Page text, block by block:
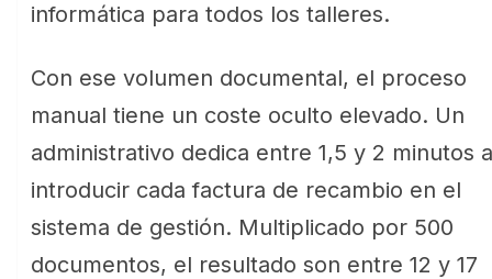
informática para todos los talleres.
Con ese volumen documental, el proceso
manual tiene un coste oculto elevado. Un
administrativo dedica entre 1,5 y 2 minutos a
introducir cada factura de recambio en el
sistema de gestión. Multiplicado por 500
documentos, el resultado son entre 12 y 17